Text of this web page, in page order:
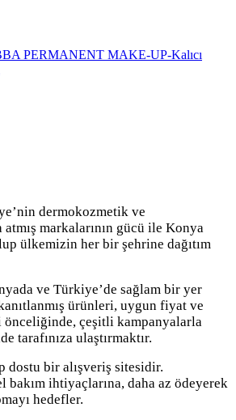
dermokozmetik ve
markalarının gücü ile Konya
ülkemizin her bir şehrine dağıtım
ve Türkiye’de sağlam bir yer
ürünleri, uygun fiyat ve
önceliğinde, çeşitli kampanyalarla
tarafınıza ulaştırmaktır.
dostu bir alışveriş sitesidir.
ihtiyaçlarına, daha az ödeyerek
hedefler.